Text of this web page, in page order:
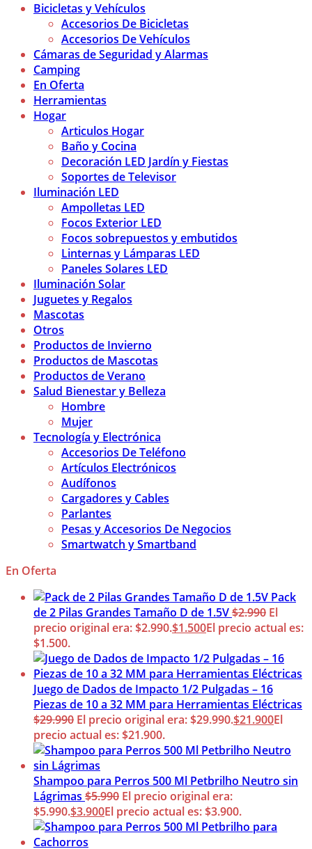
Bicicletas y Vehículos
Accesorios De Bicicletas
Accesorios De Vehículos
Cámaras de Seguridad y Alarmas
Camping
En Oferta
Herramientas
Hogar
Articulos Hogar
Baño y Cocina
Decoración LED Jardín y Fiestas
Soportes de Televisor
Iluminación LED
Ampolletas LED
Focos Exterior LED
Focos sobrepuestos y embutidos
Linternas y Lámparas LED
Paneles Solares LED
Iluminación Solar
Juguetes y Regalos
Mascotas
Otros
Productos de Invierno
Productos de Mascotas
Productos de Verano
Salud Bienestar y Belleza
Hombre
Mujer
Tecnología y Electrónica
Accesorios De Teléfono
Artículos Electrónicos
Audífonos
Cargadores y Cables
Parlantes
Pesas y Accesorios De Negocios
Smartwatch y Smartband
En Oferta
Pack
de 2 Pilas Grandes Tamaño D de 1.5V$2.990 El
precio original era: $2.990.$1.500El precio actual es:
$1.500.
Juego de Dados de Impacto 1/2 Pulgadas – 16
Piezas de 10 a 32 MM para Herramientas Eléctricas
$29.990 El precio original era: $29.990.$21.900El
precio actual es: $21.900.
Shampoo para Perros 500 Ml Petbrilho Neutro sin
Lágrimas $5.990 El precio original era:
$5.990.$3.900El precio actual es: $3.900.